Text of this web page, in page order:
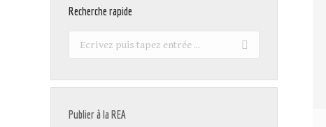
Recherche rapide
Recherche
Publier à la REA